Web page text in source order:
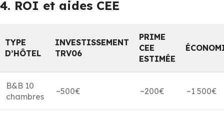
4. ROI et aides CEE
TYPE
D’HÔTEL
INVESTISSEMENT
TRV06
PRIME
CEE
ESTIMÉE
B&B 10
chambres
~500€ ~200€ ~1 500€